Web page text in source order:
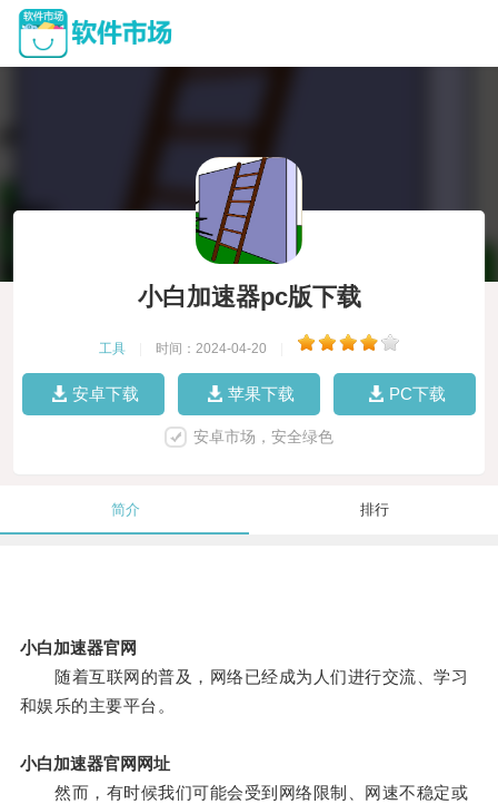
小白加速器pc版下载
工具 时间：2024-04-20
安卓下载 苹果下载 PC下载
安卓市场，安全绿色
简介 排行
小白加速器官网
随着互联网的普及，网络已经成为人们进行交流、学习
和娱乐的主要平台。
小白加速器官网网址
然而，有时候我们可能会受到网络限制、网速不稳定或